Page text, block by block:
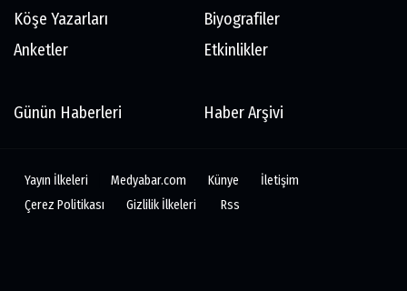
Köşe Yazarları
Biyografiler
Anketler
Etkinlikler
Günün Haberleri Haber Arşivi
Yayın İlkeleri Medyabar.com Künye
İletişim
Çerez Politikası
Gizlilik İlkeleri Rss